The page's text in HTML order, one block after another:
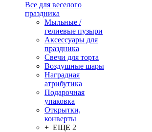
Все для веселого
праздника
Мыльные /
гелиевые пузыри
Аксессуары для
праздника
Свечи для торта
Воздушные шары
Наградная
атрибутика
Подарочная
упаковка
Открытки,
конверты
+ ЕЩЕ 2